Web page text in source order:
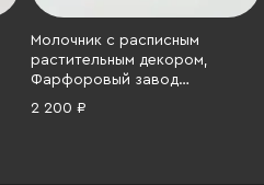
Молочник с расписным
растительным декором,
Фарфоровый завод
«Пролетарий» (Бронница,
2 200 ₽